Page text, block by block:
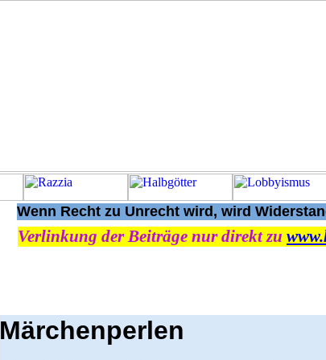
Wenn Recht zu Unrecht wird, wird
Verlinkung der Beiträge nur direkt zu
Märchenperlen